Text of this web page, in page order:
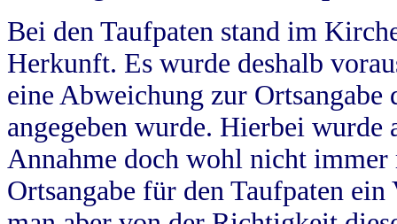
Bei den Taufpaten stand im
Herkunft. Es wurde deshalb
eine Abweichung zur
angegeben wurde. Hierbei wurde
Annahme doch wohl nicht
Ortsangabe für den Taufpaten